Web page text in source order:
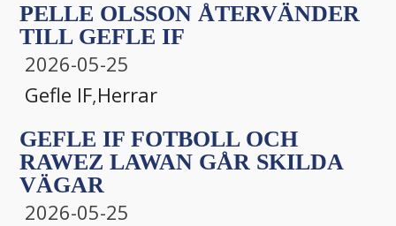
PELLE OLSSON ÅTERVÄNDER
TILL GEFLE IF
2026-05-25
Gefle IF,Herrar
GEFLE IF FOTBOLL OCH
RAWEZ LAWAN GÅR SKILDA
VÄGAR
2026-05-25